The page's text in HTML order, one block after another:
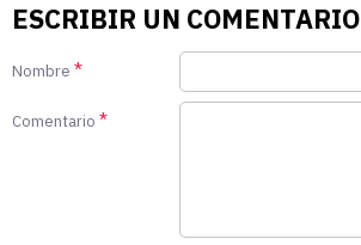
ESCRIBIR UN COMENTARIO
Nombre
Comentario